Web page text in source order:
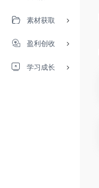
素材获取
盈利创收
学习成长